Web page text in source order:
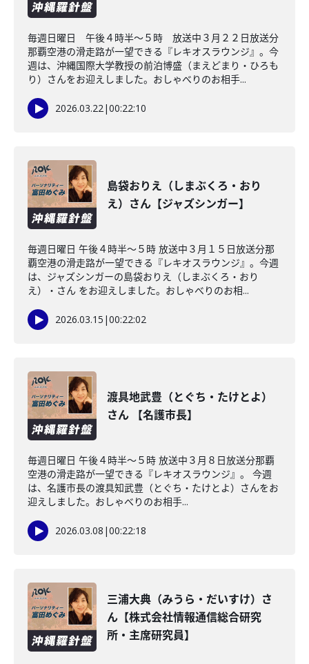
毎週日曜日 午後４時半～５時 放送中３月２２日放送分
那覇空港の滑走路が一望できる『レキオスラウンジ』。今
週は、沖縄国際大学教授の前泊博盛（まえどまり・ひろも
り）さんをお迎えしました。おしゃべりのお相手...
2026.03.22|00:22:10
島袋おりえ（しまぶくろ・おり
え）さん【ジャズシンガー】
毎週日曜日 午後４時半～５時 放送中３月１５日放送分那
覇空港の滑走路が一望できる『レキオスラウンジ』。今週
は、ジャズシンガーの島袋おりえ（しまぶくろ・おり
え）・さん をお迎えしました。おしゃべりのお相...
2026.03.15 |00:22:02
渡具地武豊（とぐち・たけとよ）
さん 【名護市長】
毎週日曜日 午後４時半～５時 放送中３月８日放送分那覇
空港の滑走路が一望できる『レキオスラウンジ』。 今週
は、名護市長の渡具知武豊（とぐち・たけとよ）さんをお
迎えしました。おしゃべりのお相手...
2026.03.08 |00:22:18
三浦大典（みうら・だいすけ）さ
ん【株式会社情報通信総合研究
所・主席研究員】